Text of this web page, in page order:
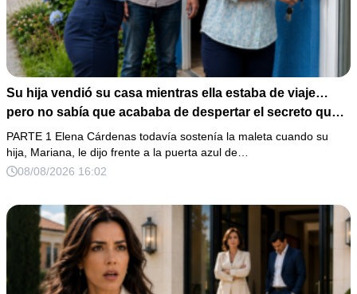
Su hija vendió su casa mientras ella estaba de viaje…
pero no sabía que acababa de despertar el secreto que
su padre dejó antes de morir
PARTE 1 Elena Cárdenas todavía sostenía la maleta cuando su
hija, Mariana, le dijo frente a la puerta azul de…
08/08/2026 16:02